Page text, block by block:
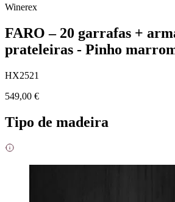
Winerex
FARO – 20 garrafas +
prateleiras - Pinho
HX2521
549,00 €
Tipo de madeira